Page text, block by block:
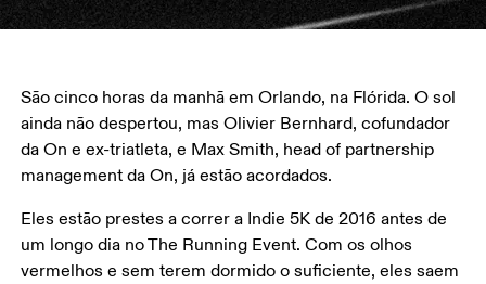
São cinco horas da manhã em Orlando, na Flórida. O sol
ainda não despertou, mas Olivier Bernhard, cofundador
da On e ex-triatleta, e Max Smith, head of partnership
management da On, já estão acordados.
Eles estão prestes a correr a Indie 5K de 2016 antes de
um longo dia no The Running Event. Com os olhos
vermelhos e sem terem dormido o suficiente, eles saem